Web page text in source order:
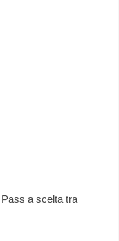
a scelta tra